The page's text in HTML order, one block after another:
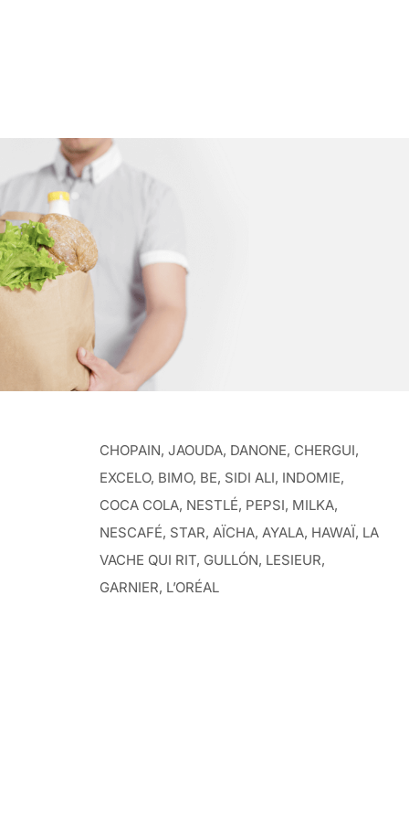
CHOPAIN, JAOUDA, DANONE, CHERGUI,
EXCELO, BIMO, BE, SIDI ALI, INDOMIE,
COCA COLA, NESTLÉ, PEPSI, MILKA,
NESCAFÉ, STAR, AÏCHA, AYALA, HAWAÏ, LA
VACHE QUI RIT, GULLÓN, LESIEUR,
GARNIER, L’ORÉAL